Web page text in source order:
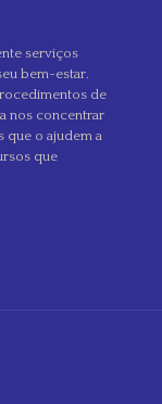
serviços
bem-estar.
de
nos concentrar
que o ajudem a
que